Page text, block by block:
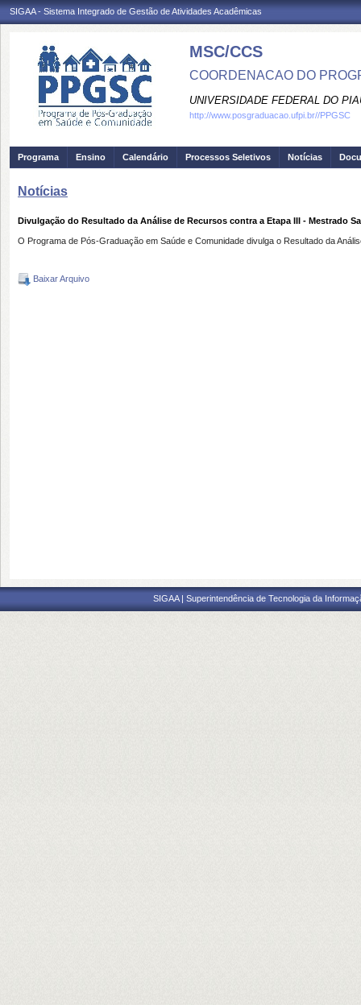
SIGAA - Sistema Integrado de Gestão de Atividades Acadêmicas
MSC/CCS
COORDENACAO DO
UNIVERSIDADE FEDERAL DO
http://www.posgraduacao.ufpi.br//PPGSC
Programa Ensino Calendário Processos Seletivos Notícias
Notícias
Divulgação do Resultado da Análise de Recursos contra a Etapa III - Mestrado
O Programa de Pós-Graduação em Saúde e Comunidade divulga o Resultado da
Baixar Arquivo
SIGAA | Superintendência de Tecnologia da